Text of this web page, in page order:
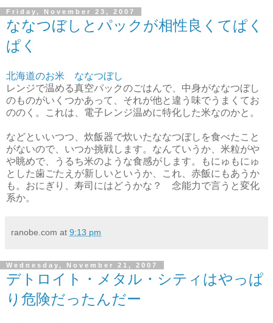
Friday, November 23, 2007
ななつぼしとパックが相性良くてぱく
ぱく
北海道のお米 ななつぼし
レンジで温める真空パックのごはんで、中身がななつぼし
のものがいくつかあって、それが他と違う味でうまくてお
ののく。これは、電子レンジ温めに特化した米なのかと。
などといいつつ、炊飯器で炊いたななつぼしを食べたこと
がないので、いつか挑戦します。なんていうか、米粒がや
や眺めで、うるち米のような食感がします。もにゅもにゅ
とした歯ごたえが新しいというか、これ、赤飯にもあうか
も。おにぎり、寿司にはどうかな？ 念能力で言うと変化
系か。
ranobe.com at 9:13 pm
Wednesday, November 21, 2007
デトロイト・メタル・シティはやっぱ
り危険だったんだー